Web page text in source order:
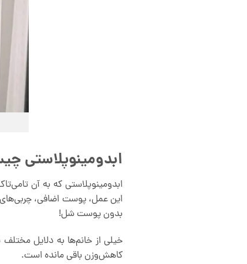
ابدومینوپلاستی
ابدومینوپلاستی که به آن
این عمل، پوست اضافی،
بدون پوست شل!
خیلی از خانم‌ها به دلایل
کاهش‌وزن باقی مانده است.